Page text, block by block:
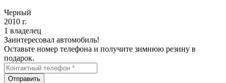
Черный
2010 г.
1 владелец
Заинтересовал автомобиль!
Оставьте номер телефона и получите зимнюю резину в
подарок.
Отправить